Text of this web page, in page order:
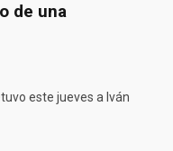
de una
este jueves a Iván